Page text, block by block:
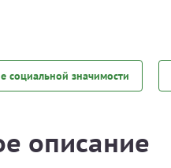
социальной значимости
описание